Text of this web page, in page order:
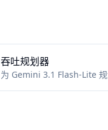
吞吐规划器
为 Gemini 3.1 Flash-Lite